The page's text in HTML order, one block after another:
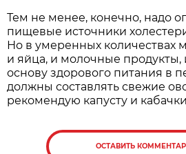
Тем не менее, конечно, надо
пищевые источники
Но в умеренных количествах
и яйца, и молочные
основу здорового питания в
должны составлять свежие
рекомендую капусту и
ОСТАВИТЬ